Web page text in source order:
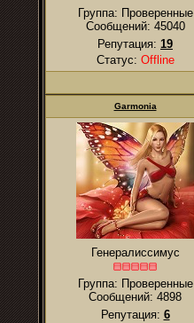
Группа: Проверенные
Сообщений: 45040
Репутация: 19
Статус: Offline
Garmonia
Генералиссимус
Группа: Проверенные
Сообщений: 4898
Репутация: 6